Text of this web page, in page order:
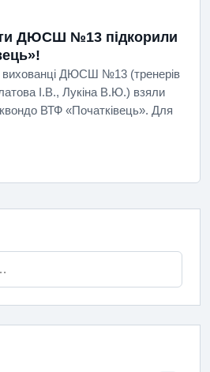
ДЮСШ №13 підкорили
вихованці ДЮСШ №13 (тренерів
І.В., Лукіна В.Ю.) взяли
ВТФ «Початківець». Для